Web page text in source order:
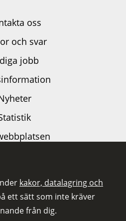
kakor, datalagring och
ett sätt som inte kräver
från dig.
oss
och svar
jobb
på LinkedIn